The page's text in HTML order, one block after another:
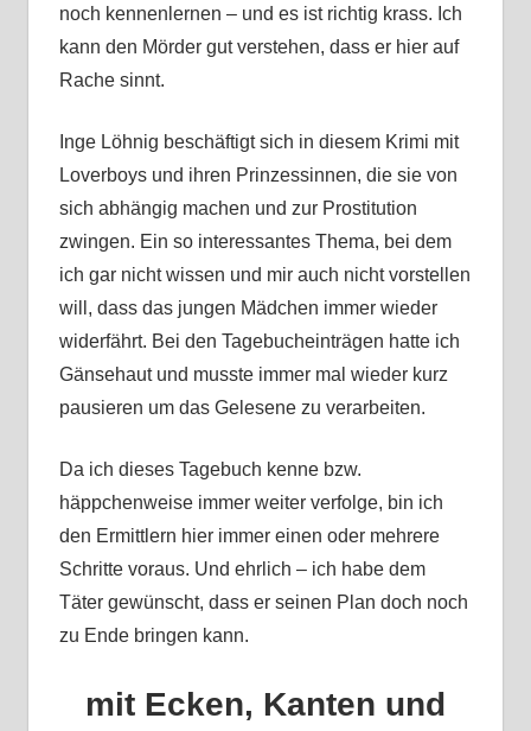
noch kennenlernen – und es ist richtig krass. Ich
kann den Mörder gut verstehen, dass er hier auf
Rache sinnt.
Inge Löhnig beschäftigt sich in diesem Krimi mit
Loverboys und ihren Prinzessinnen, die sie von
sich abhängig machen und zur Prostitution
zwingen. Ein so interessantes Thema, bei dem
ich gar nicht wissen und mir auch nicht vorstellen
will, dass das jungen Mädchen immer wieder
widerfährt. Bei den Tagebucheinträgen hatte ich
Gänsehaut und musste immer mal wieder kurz
pausieren um das Gelesene zu verarbeiten.
Da ich dieses Tagebuch kenne bzw.
häppchenweise immer weiter verfolge, bin ich
den Ermittlern hier immer einen oder mehrere
Schritte voraus. Und ehrlich – ich habe dem
Täter gewünscht, dass er seinen Plan doch noch
zu Ende bringen kann.
mit Ecken, Kanten und